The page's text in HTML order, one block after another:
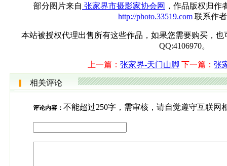
部分图片来自 张家界市摄影家协会网 ，作品版权归作
http://photo.33519.com联系作
本站被授权代理出售所有这些作品，如果您需要购买，也
QQ:4106970。
上一篇： 张家界-天门山脚 下一篇： 张
相关评论
评论内容： 不能超过250字，需审核，请自觉遵守互联网